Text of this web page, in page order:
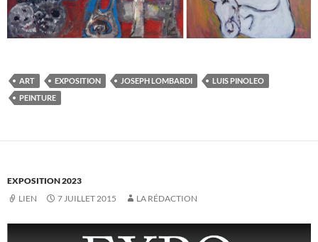
ART EXPOSITION JOSEPH LOMBARDI
LUIS PINOLEO
PEINTURE
EXPOSITION 2023
LIEN
7 JUILLET 2015 LA RÉDACTION